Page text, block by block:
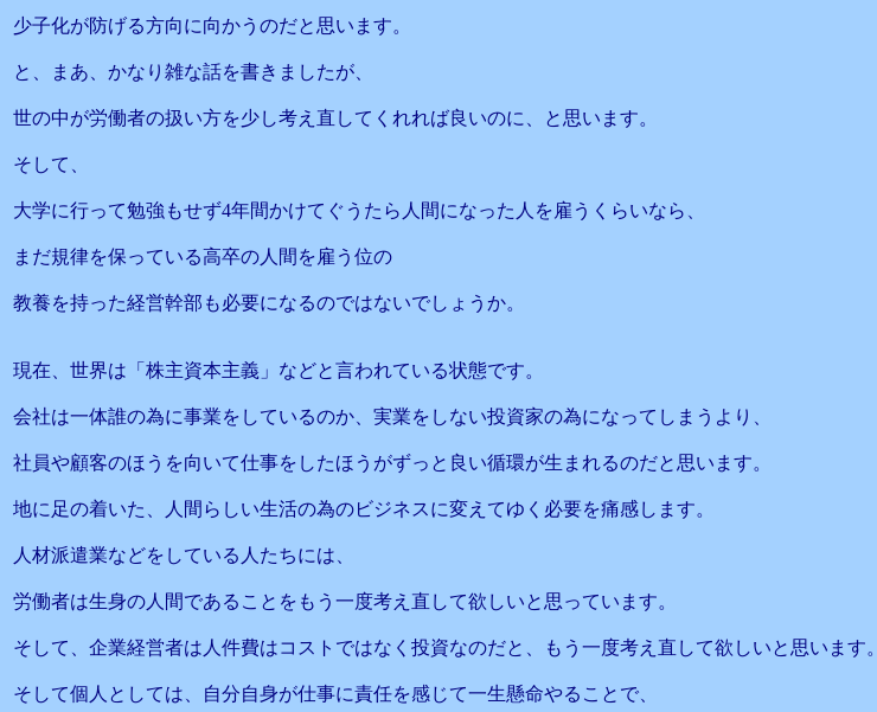
少子化が防げる方向に向かうのだと思います。
と、まあ、かなり雑な話を書きましたが、
世の中が労働者の扱い方を少し考え直してくれれば良いのに、と思います。
そして、
大学に行って勉強もせず4年間かけてぐうたら人間になった人を雇うくらいなら、
まだ規律を保っている高卒の人間を雇う位の
教養を持った経営幹部も必要になるのではないでしょうか。
現在、世界は「株主資本主義」などと言われている状態です。
会社は一体誰の為に事業をしているのか、実業をしない投資家の為になってしまうより、
社員や顧客のほうを向いて仕事をしたほうがずっと良い循環が生まれるのだと思います。
地に足の着いた、人間らしい生活の為のビジネスに変えてゆく必要を痛感します。
人材派遣業などをしている人たちには、
労働者は生身の人間であることをもう一度考え直して欲しいと思っています。
そして、企業経営者は人件費はコストではなく投資なのだと、もう一度考え直して欲しいと思います。
そして個人としては、自分自身が仕事に責任を感じて一生懸命やることで、